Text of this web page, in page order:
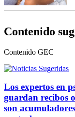
Contenido
Contenido GEC
Los expertos en
guardan recibos
son